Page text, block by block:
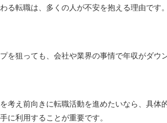
る転職は、多くの人が不安を抱える理由です。
を狙っても、会社や業界の事情で年収がダウ
考え前向きに転職活動を進めたいなら、具体
に利用することが重要です。